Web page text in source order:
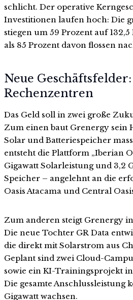
schlicht. Der operative
Investitionen laufen hoch: Die
stiegen um 59 Prozent auf
als 85 Prozent davon flossen
Neue
Rechenzentren
Das Geld soll in zwei große
Zum einen baut Grenergy sein
Solar und Batteriespeicher
entsteht die Plattform „Iberian
Gigawatt Solarleistung und 3,2
Speicher – angelehnt an die
Oasis Atacama und Central
Zum anderen steigt Grenergy
Die neue Tochter GR Data
die direkt mit Solarstrom aus
Geplant sind zwei Cloud-
sowie ein KI-Trainingsprojekt
Die gesamte Anschlussleistung
Gigawatt wachsen.